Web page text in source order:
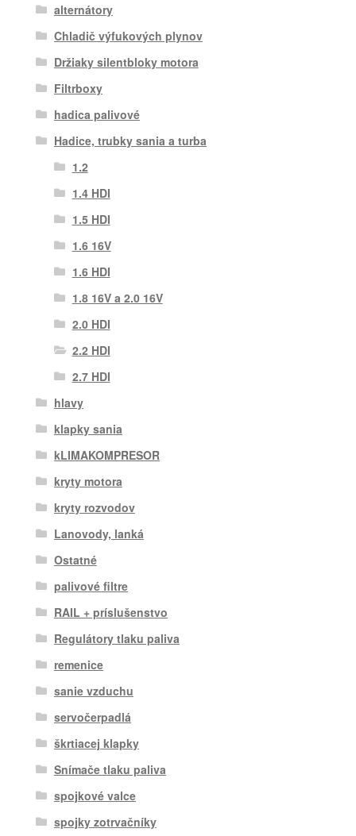
alternátory
Chladič výfukových plynov
Držiaky silentbloky motora
Filtrboxy
hadica palivové
Hadice, trubky sania a turba
1.2
1.4 HDI
1.5 HDI
1.6 16V
1.6 HDI
1.8 16V a 2.0 16V
2.0 HDI
2.2 HDI
2.7 HDI
hlavy
klapky sania
kLIMAKOMPRESOR
kryty motora
kryty rozvodov
Lanovody, lanká
Ostatné
palivové filtre
RAIL + príslušenstvo
Regulátory tlaku paliva
remenice
sanie vzduchu
servočerpadlá
škrtiacej klapky
Snímače tlaku paliva
spojkové valce
spojky zotrvačníky